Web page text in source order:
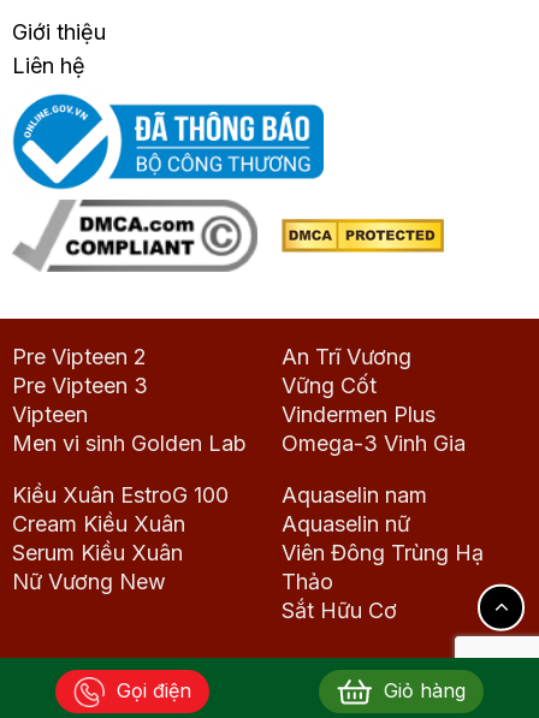
Giới thiệu
Liên hệ
Pre Vipteen 2
Pre Vipteen 3
Vipteen
Men vi sinh Golden Lab
An Trĩ Vương
Vững Cốt
Vindermen Plus
Omega-3 Vinh Gia
Kiều Xuân EstroG 100
Cream Kiều Xuân
Serum Kiều Xuân
Nữ Vương New
Aquaselin nam
Aquaselin nữ
Viên Đông Trùng Hạ
Thảo
Sắt Hữu Cơ
Copyright 2026 © Dược phẩm Vinh Gia. All rights reserved
Gọi điện Giỏ hàng